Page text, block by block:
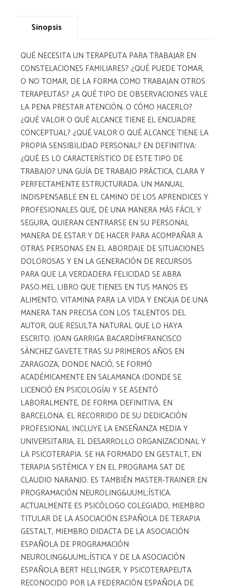
Sinopsis
QUÉ NECESITA UN TERAPEUTA PARA TRABAJAR EN
CONSTELACIONES FAMILIARES? ¿QUÉ PUEDE TOMAR,
O NO TOMAR, DE LA FORMA COMO TRABAJAN OTROS
TERAPEUTAS? ¿A QUÉ TIPO DE OBSERVACIONES VALE
LA PENA PRESTAR ATENCIÓN, O CÓMO HACERLO?
¿QUÉ VALOR O QUÉ ALCANCE TIENE EL ENCUADRE
CONCEPTUAL? ¿QUÉ VALOR O QUÉ ALCANCE TIENE LA
PROPIA SENSIBILIDAD PERSONAL? EN DEFINITIVA:
¿QUÉ ES LO CARACTERÍSTICO DE ESTE TIPO DE
TRABAJO? UNA GUÍA DE TRABAJO PRÁCTICA, CLARA Y
PERFECTAMENTE ESTRUCTURADA. UN MANUAL
INDISPENSABLE EN EL CAMINO DE LOS APRENDICES Y
PROFESIONALES QUE, DE UNA MANERA MÁS FÁCIL Y
SEGURA, QUIERAN CENTRARSE EN SU PERSONAL
MANERA DE ESTAR Y DE HACER PARA ACOMPAÑAR A
OTRAS PERSONAS EN EL ABORDAJE DE SITUACIONES
DOLOROSAS Y EN LA GENERACIÓN DE RECURSOS
PARA QUE LA VERDADERA FELICIDAD SE ABRA
PASO.MEL LIBRO QUE TIENES EN TUS MANOS ES
ALIMENTO, VITAMINA PARA LA VIDA Y ENCAJA DE UNA
MANERA TAN PRECISA CON LOS TALENTOS DEL
AUTOR, QUE RESULTA NATURAL QUE LO HAYA
ESCRITO. JOAN GARRIGA BACARDÍMFRANCISCO
SÁNCHEZ GAVETE TRAS SU PRIMEROS AÑOS EN
ZARAGOZA, DONDE NACIÓ, SE FORMÓ
ACADÉMICAMENTE EN SALAMANCA (DONDE SE
LICENCIÓ EN PSICOLOGÍA) Y SE ASENTÓ
LABORALMENTE, DE FORMA DEFINITIVA, EN
BARCELONA. EL RECORRIDO DE SU DEDICACIÓN
PROFESIONAL INCLUYE LA ENSEÑANZA MEDIA Y
UNIVERSITARIA, EL DESARROLLO ORGANIZACIONAL Y
LA PSICOTERAPIA. SE HA FORMADO EN GESTALT, EN
TERAPIA SISTÉMICA Y EN EL PROGRAMA SAT DE
CLAUDIO NARANJO. ES TAMBIÉN MASTER-TRAINER EN
PROGRAMACIÓN NEUROLING&UUML;ÍSTICA.
ACTUALMENTE ES PSICÓLOGO COLEGIADO, MIEMBRO
TITULAR DE LA ASOCIACIÓN ESPAÑOLA DE TERAPIA
GESTALT, MIEMBRO DIDACTA DE LA ASOCIACIÓN
ESPAÑOLA DE PROGRAMACIÓN
NEUROLING&UUML;ÍSTICA Y DE LA ASOCIACIÓN
ESPAÑOLA BERT HELLINGER, Y PSICOTERAPEUTA
RECONOCIDO POR LA FEDERACIÓN ESPAÑOLA DE